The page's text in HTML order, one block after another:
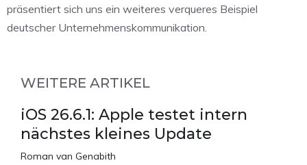
präsentiert sich uns ein weiteres verqueres Beispiel
deutscher Unternehmenskommunikation.
WEITERE ARTIKEL
iOS 26.6.1: Apple testet intern
nächstes kleines Update
Roman van Genabith